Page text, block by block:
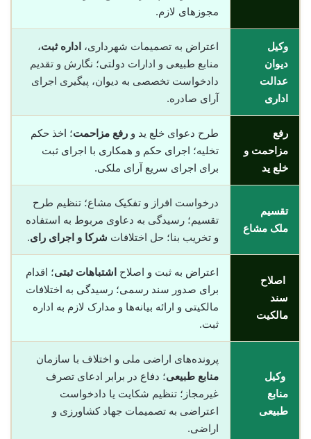
مجوزهای لازم.
وکیل
دیوان
عدالت
اداری
اعتراض به تصمیمات شهرداری، اداره ثبت،
منابع طبیعی و ادارات دولتی؛ نگارش و تقدیم
دادخواست تخصصی به دیوان، پیگیری اجرای
آرای صادره.
رفع
مزاحمت و
خلع ید
طرح دعوای خلع ید و رفع مزاحمت؛ اخذ حکم
تخلیه؛ اجرای حکم و همکاری با اجرای ثبت
برای اجرای سریع آرای ملکی.
تقسیم
ملک مشاع
درخواست افراز و تفکیک مشاع؛ تنظیم طرح
تقسیم؛ رسیدگی به دعاوی مربوط به استفاده
و تخریب بنا؛ حل اختلافات شرکا و اجرای رای.
اصلاح
سند
مالکیت
اعتراض به ثبت و اصلاح اشتباهات ثبتی؛ اقدام
برای صدور سند رسمی؛ رسیدگی به اختلافات
مالکیتی و ارائه بیانه‌ها و مدارک لازم به اداره
ثبت.
وکیل
منابع
طبیعی
پرونده‌های اراضی ملی و اختلاف با سازمان
منابع طبیعی؛ دفاع در برابر ادعای تصرف
غیرمجاز؛ تنظیم شکایت یا دادخواست
اعتراضی به تصمیمات جهاد کشاورزی و
اراضی.